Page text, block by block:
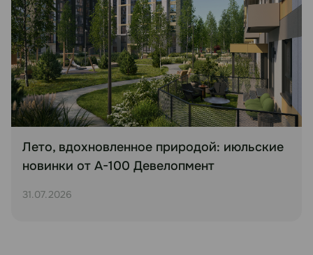
Лето, вдохновленное природой: июльские
новинки от А-100 Девелопмент
31.07.2026